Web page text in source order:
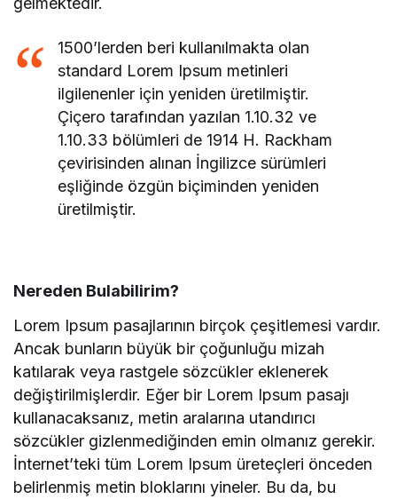
1500’lerden beri kullanılmakta olan
standard Lorem Ipsum metinleri
ilgilenenler için yeniden üretilmiştir.
Çiçero tarafından yazılan 1.10.32 ve
1.10.33 bölümleri de 1914 H. Rackham
çevirisinden alınan İngilizce sürümleri
eşliğinde özgün biçiminden yeniden
üretilmiştir.
Nereden Bulabilirim?
Lorem Ipsum pasajlarının birçok çeşitlemesi vardır.
Ancak bunların büyük bir çoğunluğu mizah
katılarak veya rastgele sözcükler eklenerek
değiştirilmişlerdir. Eğer bir Lorem Ipsum pasajı
kullanacaksanız, metin aralarına utandırıcı
sözcükler gizlenmediğinden emin olmanız gerekir.
İnternet’teki tüm Lorem Ipsum üreteçleri önceden
belirlenmiş metin bloklarını yineler. Bu da, bu